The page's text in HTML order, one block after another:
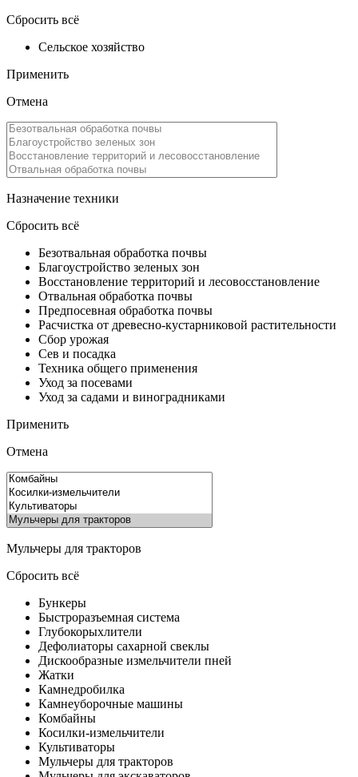
Сбросить всё
Сельское хозяйство
Применить
Отмена
Назначение техники
Сбросить всё
Безотвальная обработка почвы
Благоустройство зеленых зон
Восстановление территорий и лесовосстановление
Отвальная обработка почвы
Предпосевная обработка почвы
Расчистка от древесно-кустарниковой растительности
Сбор урожая
Сев и посадка
Техника общего применения
Уход за посевами
Уход за садами и виноградниками
Применить
Отмена
Мульчеры для тракторов
Сбросить всё
Бункеры
Быстроразъемная система
Глубокорыхлители
Дефолиаторы сахарной свеклы
Дискообразные измельчители пней
Жатки
Камнедробилка
Камнеуборочные машины
Комбайны
Косилки-измельчители
Культиваторы
Мульчеры для тракторов